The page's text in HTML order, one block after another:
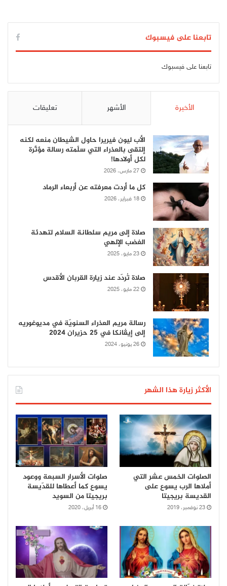
تابعنا على فيسبوك
تابعنا على فيسبوك
الأخيرة الأشهر تعليقات
الأب ليون فيريرا حاول الشيطان منعه لكنه
إلتقى بالعذراء التي سلّمته رسالة مؤثّرة
لكل أولادها!
27 مارس، 2026
كل ما أردت معرفته عن أربعاء الرماد
18 فبراير، 2026
صلاة إلى مريم سلطانة السلام لتهدئة
الغضب الإلهي
23 مايو، 2025
صلاة تُردّد عند زيارة القربان الأقدس
22 مايو، 2025
رسالة مريم العذراء السنويّة في مديوغوريه
إلى إيڤانكا في 25 حزيران 2024
26 يونيو، 2024
الأكثر زيارة هذا الشهر
الصلوات الخمس عشر التي
أملاها الرب يسوع على
القديسة بريجيتا
23 نوفمبر، 2019
صلوات الأسرار السبعة ووعود
يسوع كما أعطاها للقدّيسة
بريجيتا من السويد
16 أبريل، 2020